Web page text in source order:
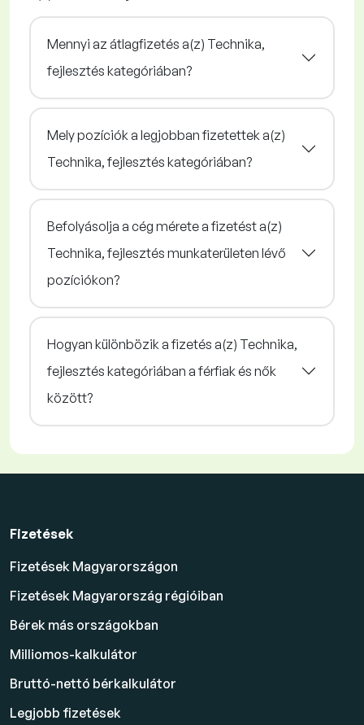
Mennyi az átlagfizetés a(z) Technika,
fejlesztés kategóriában?
Mely pozíciók a legjobban fizetettek a(z)
Technika, fejlesztés kategóriában?
Befolyásolja a cég mérete a fizetést a(z)
Technika, fejlesztés munkaterületen lévő
pozíciókon?
Hogyan különbözik a fizetés a(z) Technika,
fejlesztés kategóriában a férfiak és nők
között?
Fizetések
Fizetések Magyarországon
Fizetések Magyarország régióiban
Bérek más országokban
Milliomos-kalkulátor
Bruttó-nettó bérkalkulátor
Legjobb fizetések